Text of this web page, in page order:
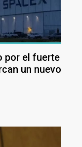
por el fuerte
un nuevo